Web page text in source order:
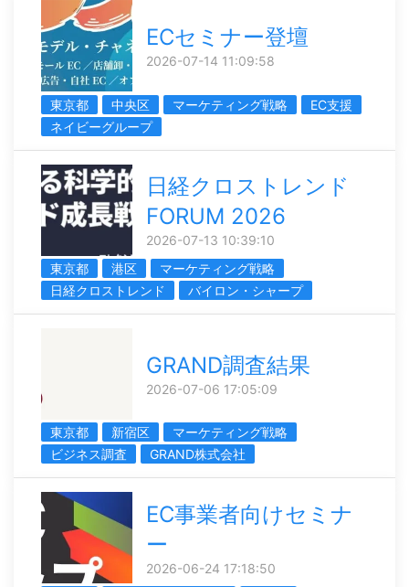
ECセミナー登壇
2026-07-14 11:09:58
東京都 中央区 マーケティング戦略
EC支援
ネイビーグループ
日経クロストレンド
FORUM 2026
2026-07-13 10:39:10
東京都
港区
マーケティング戦略
日経クロストレンド
バイロン・シャープ
GRAND調査結果
2026-07-06 17:05:09
東京都 新宿区
マーケティング戦略
ビジネス調査
GRAND株式会社
EC事業者向けセミナ
ー
2026-06-24 17:18:50